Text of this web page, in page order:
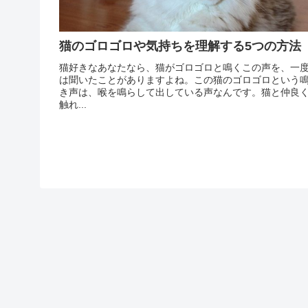
猫のゴロゴロや気持ちを理解する5つの方法
猫好きなあなたなら、猫がゴロゴロと鳴くこの声を、一
は聞いたことがありますよね。この猫のゴロゴロという
き声は、喉を鳴らして出している声なんです。猫と仲良く
触れ...